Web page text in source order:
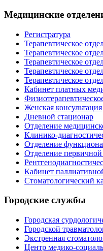
Медицинские
Регистратура
Терапевтическое
Терапевтическое
Терапевтическое
Терапевтическое
Терапевтическое
Кабинет платных
Женская консультация
Дневной стационар
Отделение
Клинико-
Отделение
Отделение
Кабинет
Стоматологический
Городские службы
Городская
Городской
Экстренная
Центр медико-